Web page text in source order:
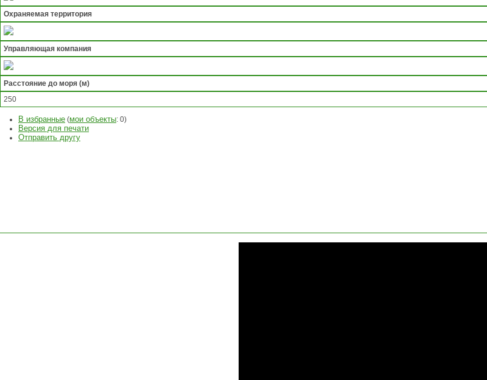
Охраняемая территория
Управляющая компания
Расстояние до моря (м)
250
В избранные (мои объекты: 0)
Версия для печати
Отправить другу